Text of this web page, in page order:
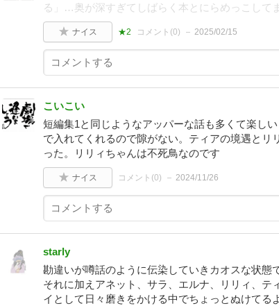
る」…奥が深すぎてしばらく本とにらめっこして
ナイス ★2 コメント(0) 2025/02/15
こいこい
短編集1と同じようなアッパーな話も多くて楽し
で入れてくれるので隙がない。ティアの境遇とリ
った。リリィちゃんは不死鳥なのです
ナイス コメント(0) 2024/11/26
starly
勘違いが噂話のように伝染していきカオスな状態
それに加えアネット、サラ、エルナ、リリィ、テ
イとして日々磨きをかける中でちょっとぬけてる